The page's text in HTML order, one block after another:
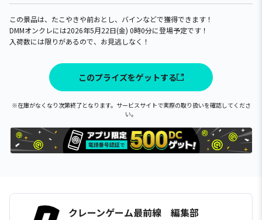
この景品は、たこやきや前おとし、バインなどで獲得できます！
DMMオンクレには2026年5月22日(金) 0時0分に登場予定です！
入荷数には限りがあるので、お見逃しなく！
このプライズをゲットする
※在庫がなくなり次第終了となります。サービスサイトで実際の取り扱いを確認してくださ
い。
クレーンゲーム最前線 編集部